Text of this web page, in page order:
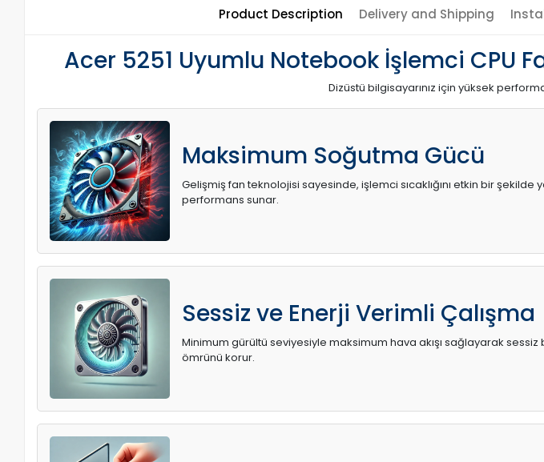
Product Description Delivery and Shipping
Acer 5251 Uyumlu Notebook İşlemci CPU
Dizüstü bilgisayarınız için yüksek
Maksimum Soğutma Gücü
Gelişmiş fan teknolojisi sayesinde, işlemci sıcaklığını etkin bir şekilde
performans sunar.
Sessiz ve Enerji Verimli Çalışma
Minimum gürültü seviyesiyle maksimum hava akışı sağlayarak
ömrünü korur.